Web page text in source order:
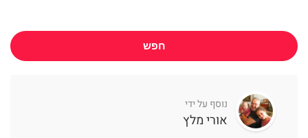
חפש
נוסף על ידי
אורי מלץ